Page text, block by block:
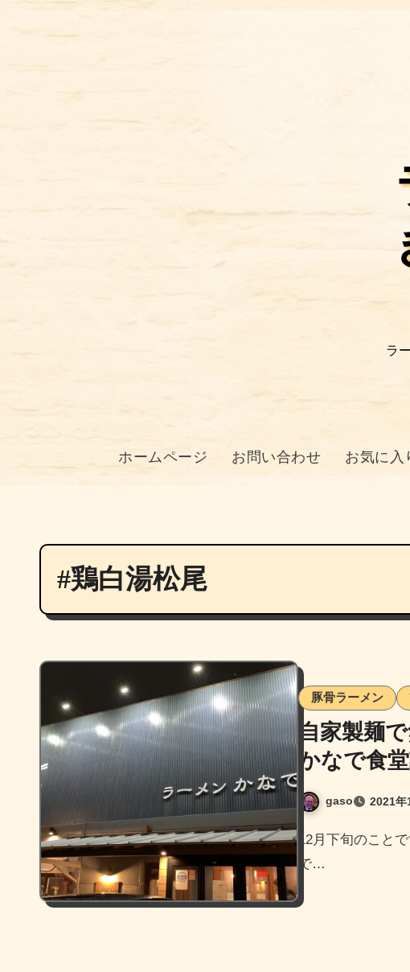
ラ
ホームページ お問い合わせ お気に入
#鶏白湯松尾
豚骨ラーメン
自家製麺
かなで食
gaso 2021年
12月下旬のことですが、久しぶりに春日市にあるラーメンかな
で…